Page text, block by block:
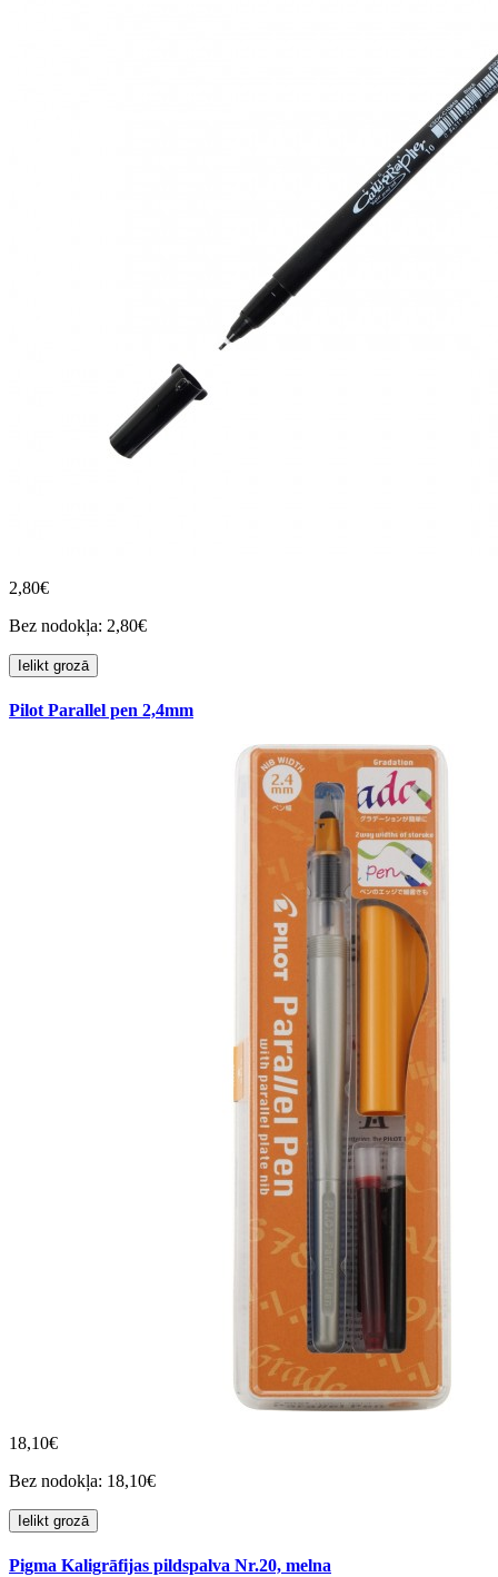
2,80€
Bez nodokļa: 2,80€
Ielikt grozā
Pilot Parallel pen 2,4mm
18,10€
Bez nodokļa: 18,10€
Ielikt grozā
Pigma Kaligrāfijas pildspalva Nr.20, melna